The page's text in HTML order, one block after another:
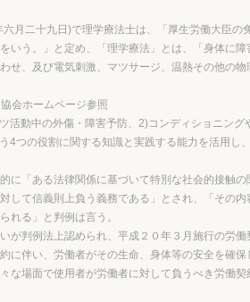
月二十九日)で理学療法士は、「厚生労働大臣の
いう。」と定め、「理学療法」とは、「身体に
せ、及び電気刺激、マツサージ、温熱その他の
会ホームページ参照
動中の外傷・障害予防、2)コンディショニング
4つの役割に関する知識と実践する能力を活用し
に「ある法律関係に基づいて特別な社会的接触
して信義則上負う義務である」とされ、「その
れる」と判例は言う。
が判例法上認められ、平成２０年３月施行の労働
に伴い、労働者がその生命、身体等の安全を確
な場面で使用者が労働者に対して負うべき労働契